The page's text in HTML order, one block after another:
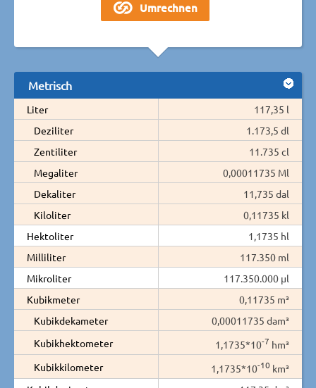
Metrisch
Liter
117,35 l
Deziliter
1.173,5 dl
Zentiliter
11.735 cl
Megaliter
0,00011735 Ml
Dekaliter
11,735 dal
Kiloliter
0,11735 kl
Hektoliter
1,1735 hl
Milliliter
117.350 ml
Mikroliter
117.350.000 µl
Kubikmeter
0,11735 m³
Kubikdekameter
0,00011735 dam³
Kubikhektometer
1,1735*10-7 hm³
Kubikkilometer
1,1735*10-10 km³